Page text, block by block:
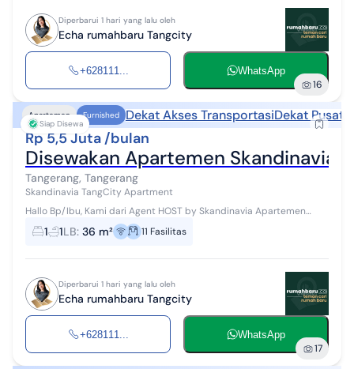
Diperbarui 1 hari yang lalu oleh
Echa rumahbaru Tangcity
+628111... WhatsApp
16
Siap Disewa
Apartemen Furnished Dekat Akses TransportasiDekat Pusat
Rp 5,5 Juta /bulan
Disewakan Apartemen Skandinavia
Tangerang, Tangerang
Skandinavia TangCity Apartment
Hallo Bp/Ibu, Kami dari Agent HOST by Skandinavia Apartemen
#WTR #Disewakan dapat disewa perbulan/bulanan/tahunan Akses
: Tol Jakarta - Tan...
1 1LB: 36 m² 11 Fasilitas
Diperbarui 1 hari yang lalu oleh
Echa rumahbaru Tangcity
+628111... WhatsApp
17